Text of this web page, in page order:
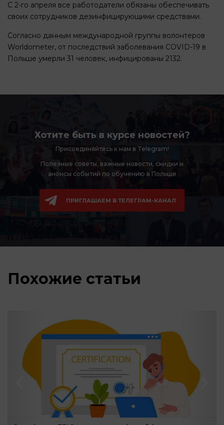
С 2-го апреля все работодатели обязаны обеспечивать
своих сотрудников дезинфицирующими средствами.
Согласно данным международной группы волонтеров
Worldometer, от последствий заболевания COVID-19 в
Польше умерли 31 человек, инфицированы 2132.
Хотите быть в курсе новостей?
Присоединяйтесь к нам в Telegram!
Полезные советы, важные новости, скидки и
анонсы событий по обучению в Польше
ПРИГЛАШАЕМ В ТЕЛЕГРАМ-КАНАЛ
Похожие статьи
‹ ›